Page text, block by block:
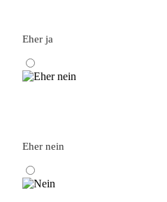
Eher ja
Eher nein